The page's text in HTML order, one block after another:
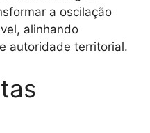
a oscilação
alinhando
autoridade territorial.